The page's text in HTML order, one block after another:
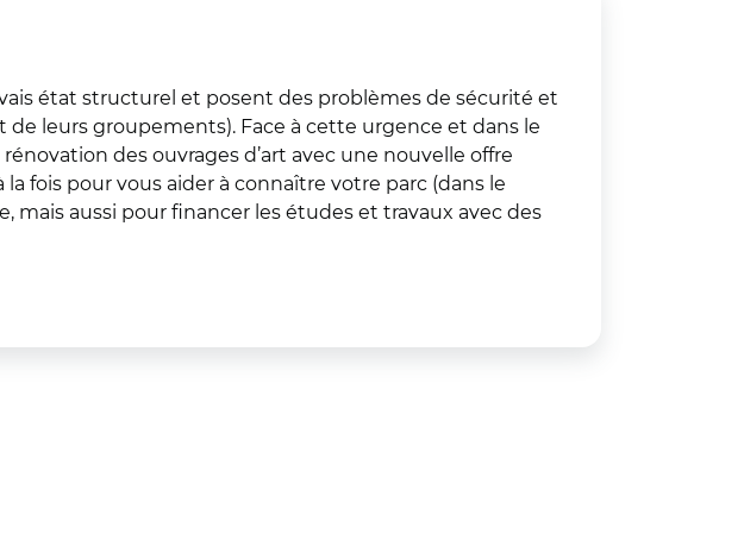
état structurel et posent des problèmes de sécurité et
leurs groupements). Face à cette urgence et dans le
des ouvrages d’art avec une nouvelle offre
fois pour vous aider à connaître votre parc (dans le
mais aussi pour financer les études et travaux avec des